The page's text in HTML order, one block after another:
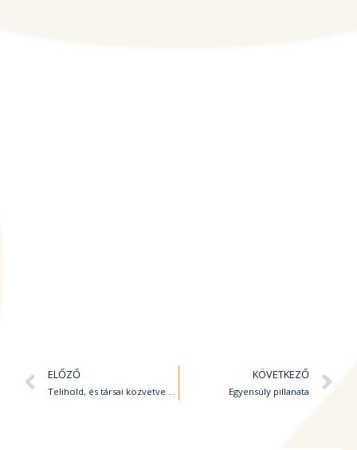
Előző
ELŐZŐ
Telihold, és társai közvetve a Retrográd Mars uralma alatt….
KÖVETKEZŐ
Egyensúly pillanata